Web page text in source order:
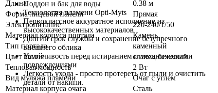
Поддон и бак для воды
Технология пламени Opti-Myts
Первоклассное аккуратное исполнение из
высококачественных материалов
Долгий срок службы и сохранение безупречного
внешнего облика
Устойчивость перед истиранием и механическими
повреждениями
Легкость ухода - просто протереть от пыли и очистить
детали от накипи.
Длина
0.38 м
Форма лицевой панели
Прямая
Электропитание
220-240/1/50
Материал корпуса портала
Камень
Тип портала
каменный
Цвет камня
сланец бежевый
Тепловая мощность
2 Вт
Вид муляжа пламени
Очаг с углем
Материал корпуса очага
Сталь